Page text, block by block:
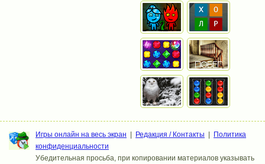
Игры онлайн на весь экран Редакция / Контакты
Политика
конфиденциальности
Убедительная просьба, при копировании материалов указывать